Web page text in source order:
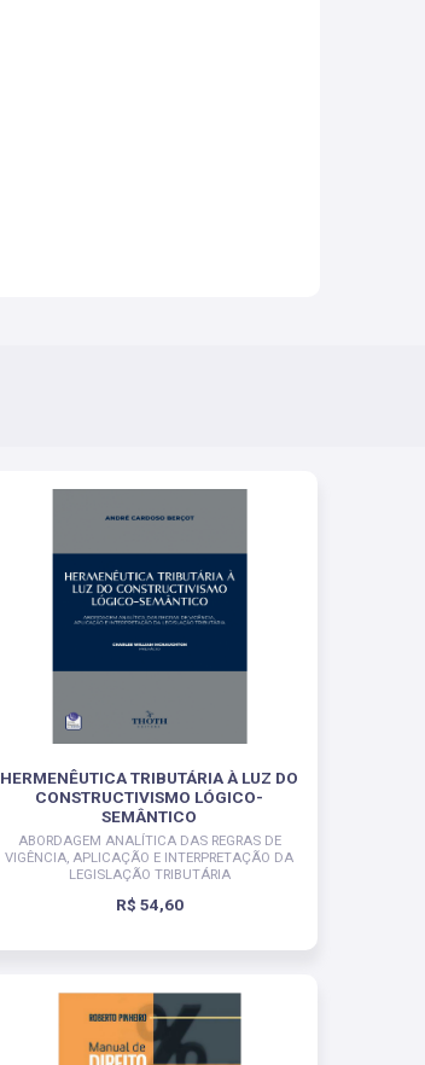
HERMENÊUTICA TRIBUTÁRIA À LUZ DO
CONSTRUCTIVISMO LÓGICO-
SEMÂNTICO
ABORDAGEM ANALÍTICA DAS REGRAS DE
VIGÊNCIA, APLICAÇÃO E INTERPRETAÇÃO DA
LEGISLAÇÃO TRIBUTÁRIA
R$ 54,60